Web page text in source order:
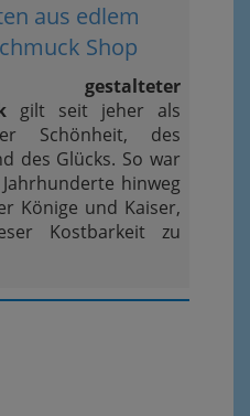
aus edlem
Shop
gestalteter
gilt seit jeher als
Schönheit, des
des Glücks. So war
hinweg
Könige und Kaiser,
Kostbarkeit zu